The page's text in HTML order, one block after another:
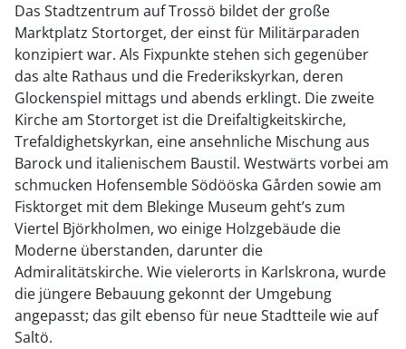
Das Stadtzentrum auf Trossö bildet der große
Marktplatz Stortorget, der einst für Militärparaden
konzipiert war. Als Fixpunkte stehen sich gegenüber
das alte Rathaus und die Frederikskyrkan, deren
Glockenspiel mittags und abends erklingt. Die zweite
Kirche am Stortorget ist die Dreifaltigkeitskirche,
Trefaldighetskyrkan, eine ansehnliche Mischung aus
Barock und italienischem Baustil. Westwärts vorbei am
schmucken Hofensemble Södööska Gården sowie am
Fisktorget mit dem Blekinge Museum geht’s zum
Viertel Björkholmen, wo einige Holzgebäude die
Moderne überstanden, darunter die
Admiralitätskirche. Wie vielerorts in Karlskrona, wurde
die jüngere Bebauung gekonnt der Umgebung
angepasst; das gilt ebenso für neue Stadtteile wie auf
Saltö.